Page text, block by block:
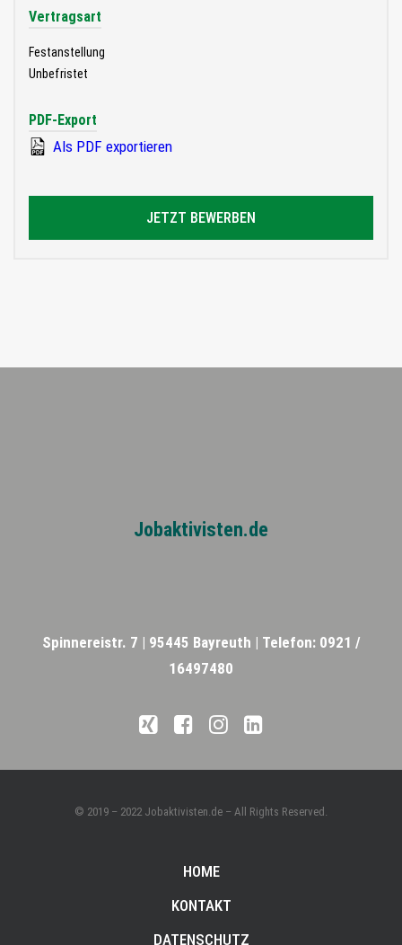
Vertragsart
Festanstellung
Unbefristet
PDF-Export
Als PDF exportieren
JETZT BEWERBEN
Jobaktivisten.de
Spinnereistr. 7 | 95445 Bayreuth | Telefon: 0921 /
16497480
© 2019 – 2022 Jobaktivisten.de – All Rights Reserved.
HOME
KONTAKT
DATENSCHUTZ